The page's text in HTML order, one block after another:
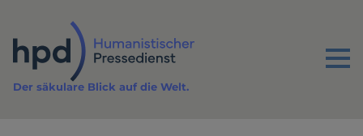
Inhalt
Menu
Der säkulare Blick auf die Welt.